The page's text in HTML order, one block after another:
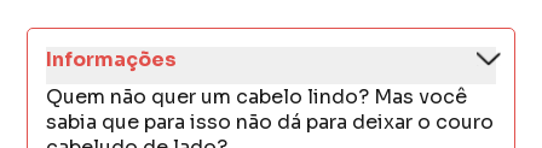
Informações
Quem não quer um cabelo lindo? Mas você
sabia que para isso não dá para deixar o couro